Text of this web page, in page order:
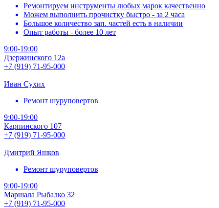
Ремонтируем инструменты любых марок качественно
Можем выполнить прочистку быстро - за 2 часа
Большое количество зап. частей есть в наличии
Опыт работы - более 10 лет
9:00-19:00
Дзержинского 12а
+7 (919) 71-95-000
Иван Сухих
Ремонт шуруповертов
9:00-19:00
Карпинского 107
+7 (919) 71-95-000
Дмитрий Яшков
Ремонт шуруповертов
9:00-19:00
Маршала Рыбалко 32
+7 (919) 71-95-000